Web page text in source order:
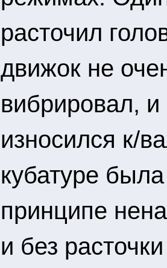
расточил
движок не
вибрировал, и
износился к/
кубатуре
принципе
и без